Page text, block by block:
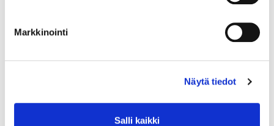
Markkinointi
Näytä tiedot
Salli kaikki